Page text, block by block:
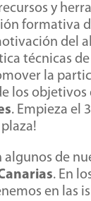
y
formativa
del
técnicas
la
los objetivos
. Empieza el
plaza!
algunos de
. En
en las